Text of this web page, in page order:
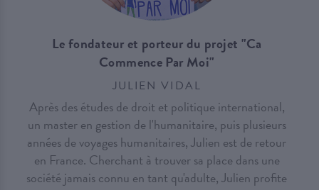
Le fondateur et porteur du projet "Ca
Commence Par Moi"
JULIEN VIDAL
Après des études de droit et politique international,
un master en gestion de l'humanitaire, puis plusieurs
années de voyages humanitaires, Julien est de retour
en France. Cherchant à trouver sa place dans une
société jamais connu en tant qu'adulte, Julien profite